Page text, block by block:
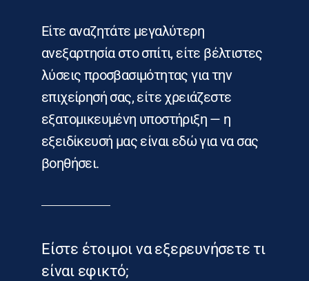
Είτε αναζητάτε μεγαλύτερη
ανεξαρτησία στο σπίτι, είτε βέλτιστες
λύσεις προσβασιμότητας για την
επιχείρησή σας, είτε χρειάζεστε
εξατομικευμένη υποστήριξη — η
εξειδίκευσή μας είναι εδώ για να σας
βοηθήσει.
Είστε έτοιμοι να εξερευνήσετε τι
είναι εφικτό;